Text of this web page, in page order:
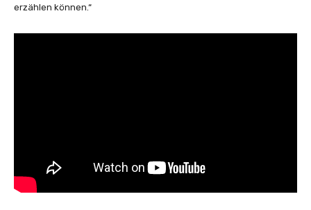
erzählen können.“